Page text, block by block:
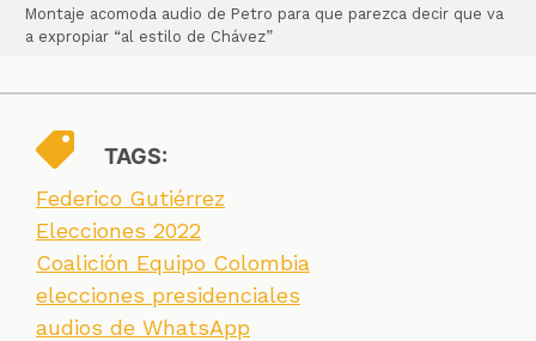
Montaje acomoda audio de Petro para que parezca decir que va
a expropiar “al estilo de Chávez”
TAGS:
Federico Gutiérrez
Elecciones 2022
Coalición Equipo Colombia
elecciones presidenciales
audios de WhatsApp